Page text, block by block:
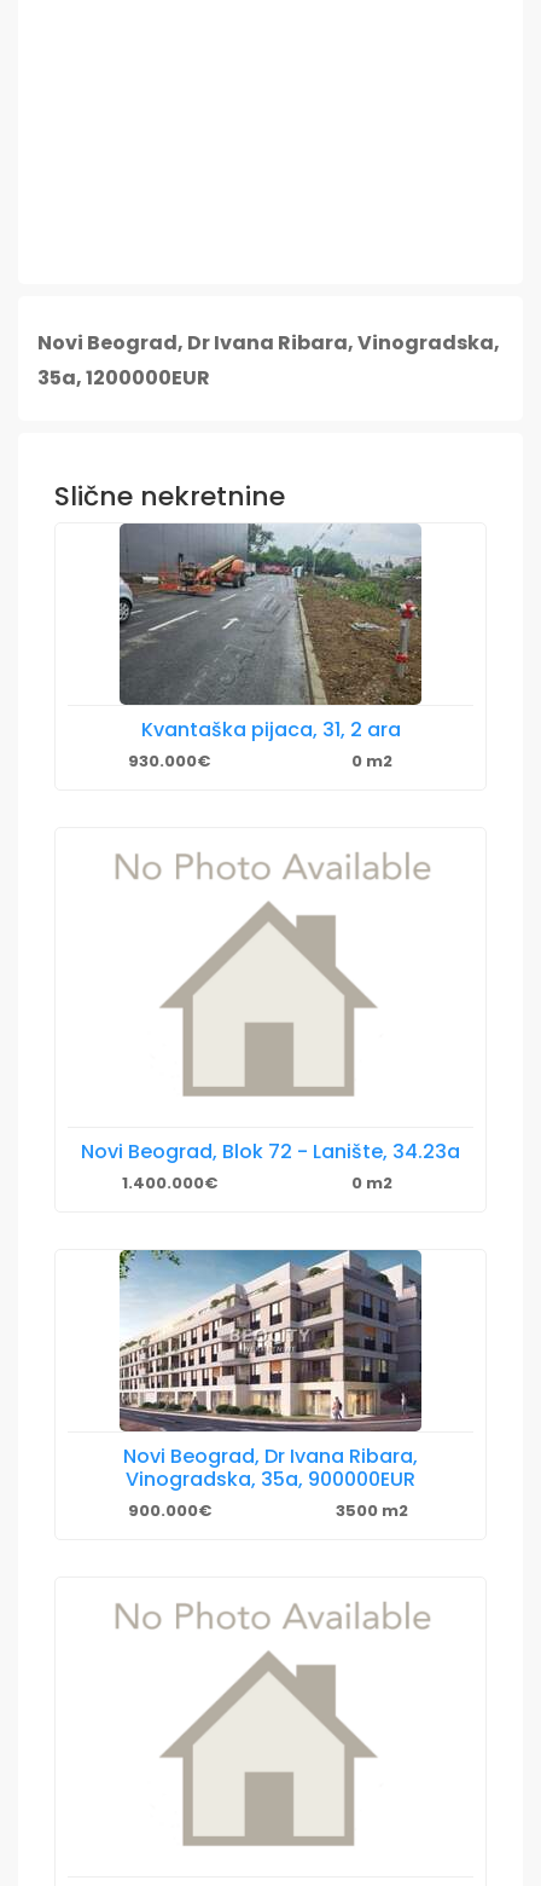
Novi Beograd, Dr Ivana Ribara, Vinogradska,
35a, 1200000EUR
Slične nekretnine
Kvantaška pijaca, 31, 2 ara
930.000€ 0 m2
Novi Beograd, Blok 72 - Lanište, 34.23a
1.400.000€ 0 m2
Novi Beograd, Dr Ivana Ribara,
Vinogradska, 35a, 900000EUR
900.000€ 3500 m2